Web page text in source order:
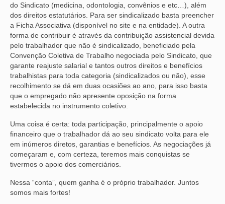
do Sindicato (medicina, odontologia, convênios e etc…), além
dos direitos estatutários. Para ser sindicalizado basta preencher
a Ficha Associativa (disponível no site e na entidade). A outra
forma de contribuir é através da contribuição assistencial devida
pelo trabalhador que não é sindicalizado, beneficiado pela
Convenção Coletiva de Trabalho negociada pelo Sindicato, que
garante reajuste salarial e tantos outros direitos e benefícios
trabalhistas para toda categoria (sindicalizados ou não), esse
recolhimento se dá em duas ocasiões ao ano, para isso basta
que o empregado não apresente oposição na forma
estabelecida no instrumento coletivo.
Uma coisa é certa: toda participação, principalmente o apoio
financeiro que o trabalhador dá ao seu sindicato volta para ele
em inúmeros diretos, garantias e benefícios. As negociações já
começaram e, com certeza, teremos mais conquistas se
tivermos o apoio dos comerciários.
Nessa “conta”, quem ganha é o próprio trabalhador. Juntos
somos mais fortes!